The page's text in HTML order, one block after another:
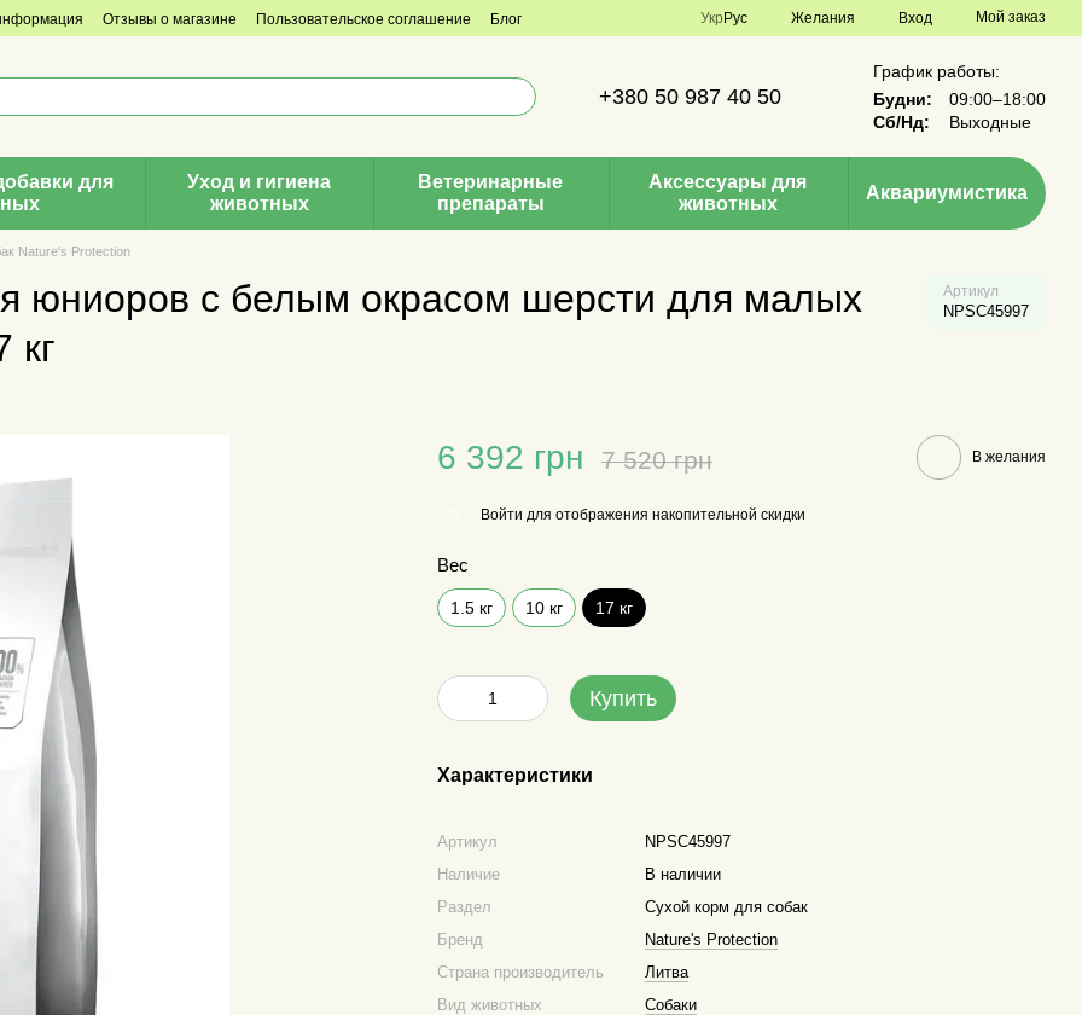
Отзывы о магазине Пользовательское соглашение Блог Укр Рус Желания Вход Мой заказ
+380 50 987 40 50
График работы:
Будни:
09:00–18:00
Сб/Нд:
Выходные
для
Уход и гигиена
животных
Ветеринарные
препараты
Аксессуары для
животных
Аквариумистика
Nature's Protection
юниоров с белым окрасом шерсти для малых
кг
Артикул
NPSC45997
6 392 грн 7 520 грн В желания
Войти для отображения накопительной скидки
Вес
1.5 кг 10 кг 17 кг
Купить
Характеристики
Артикул
NPSC45997
Наличие
В наличии
Раздел
Сухой корм для собак
Бренд
Nature's Protection
Страна производитель
Литва
Вид животных
Собаки